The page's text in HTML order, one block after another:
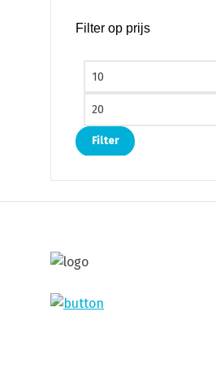
Filter op prijs
Min. prijs
Filter